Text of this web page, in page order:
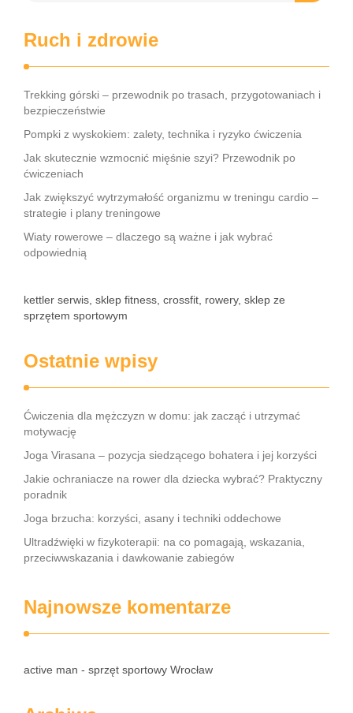
Ruch i zdrowie
Trekking górski – przewodnik po trasach, przygotowaniach i
bezpieczeństwie
Pompki z wyskokiem: zalety, technika i ryzyko ćwiczenia
Jak skutecznie wzmocnić mięśnie szyi? Przewodnik po
ćwiczeniach
Jak zwiększyć wytrzymałość organizmu w treningu cardio –
strategie i plany treningowe
Wiaty rowerowe – dlaczego są ważne i jak wybrać
odpowiednią
kettler serwis, sklep fitness, crossfit, rowery, sklep ze
sprzętem sportowym
Ostatnie wpisy
Ćwiczenia dla mężczyzn w domu: jak zacząć i utrzymać
motywację
Joga Virasana – pozycja siedzącego bohatera i jej korzyści
Jakie ochraniacze na rower dla dziecka wybrać? Praktyczny
poradnik
Joga brzucha: korzyści, asany i techniki oddechowe
Ultradźwięki w fizykoterapii: na co pomagają, wskazania,
przeciwwskazania i dawkowanie zabiegów
Najnowsze komentarze
active man - sprzęt sportowy Wrocław